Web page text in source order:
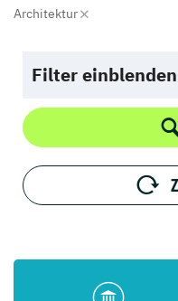
Architektur
Filter einblenden